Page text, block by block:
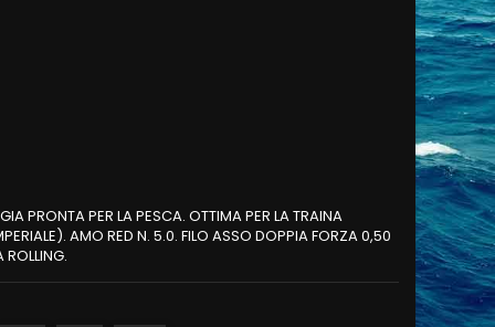
PRONTA PER LA PESCA. OTTIMA PER LA TRAINA
AMO RED N. 5.0. FILO ASSO DOPPIA FORZA 0,50
ROLLING.